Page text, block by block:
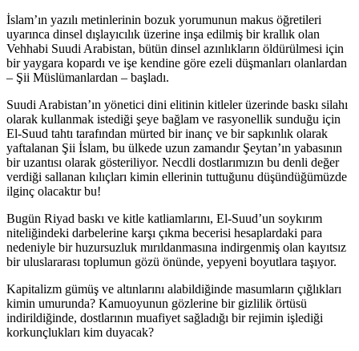
İslam’ın yazılı metinlerinin bozuk yorumunun makus öğretileri
uyarınca dinsel dışlayıcılık üzerine inşa edilmiş bir krallık olan
Vehhabi Suudi Arabistan, bütün dinsel azınlıkların öldürülmesi için
bir yaygara kopardı ve işe kendine göre ezeli düşmanları olanlardan
– Şii Müslümanlardan – başladı.
Suudi Arabistan’ın yönetici dini elitinin kitleler üzerinde baskı silahı
olarak kullanmak istediği şeye bağlam ve rasyonellik sunduğu için
El-Suud tahtı tarafından mürted bir inanç ve bir sapkınlık olarak
yaftalanan Şii İslam, bu ülkede uzun zamandır Şeytan’ın yabasının
bir uzantısı olarak gösteriliyor. Necdli dostlarımızın bu denli değer
verdiği sallanan kılıçları kimin ellerinin tuttuğunu düşündüğümüzde
ilginç olacaktır bu!
Bugün Riyad baskı ve kitle katliamlarını, El-Suud’un soykırım
niteliğindeki darbelerine karşı çıkma becerisi hesaplardaki para
nedeniyle bir huzursuzluk mırıldanmasına indirgenmiş olan kayıtsız
bir uluslararası toplumun gözü önünde, yepyeni boyutlara taşıyor.
Kapitalizm gümüş ve altınlarını alabildiğinde masumların çığlıkları
kimin umurunda? Kamuoyunun gözlerine bir gizlilik örtüsü
indirildiğinde, dostlarının muafiyet sağladığı bir rejimin işlediği
korkunçlukları kim duyacak?